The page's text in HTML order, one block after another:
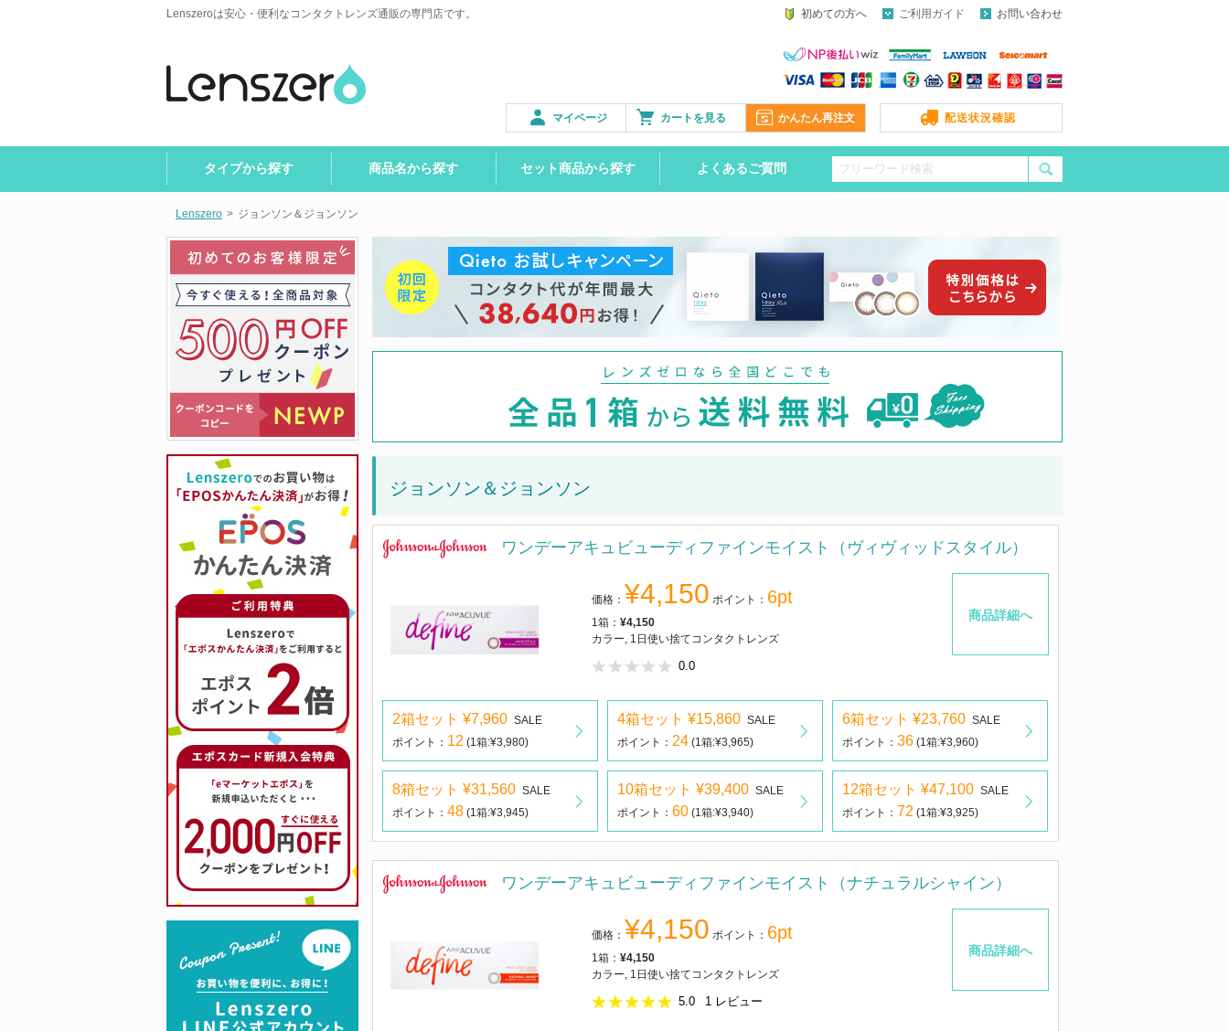
Lenszeroは安心・便利なコンタクトレンズ通販の専門店です。 初めての方へ ご利用ガイド お問い合わせ
かんたん再注文
カートを見る
マイページ 配送状況確認
タイプから探す 商品名から探す セット商品から探す よくあるご質問
Lenszero > ジョンソン＆ジョンソン
ジョンソン＆ジョンソン
ワンデーアキュビューディファインモイスト（ヴィヴィッドスタイル）
価格： ¥4,150 ポイント： 6pt
1箱： ¥4,150
カラー, 1日使い捨てコンタクトレンズ
0.0
商品詳細へ
2箱セット ¥7,960 SALE
ポイント： 12 (1箱:¥3,980)
4箱セット ¥15,860 SALE
ポイント： 24 (1箱:¥3,965)
6箱セット ¥23,760 SALE
ポイント： 36 (1箱:¥3,960)
8箱セット ¥31,560 SALE
ポイント： 48 (1箱:¥3,945)
10箱セット ¥39,400 SALE
ポイント： 60 (1箱:¥3,940)
12箱セット ¥47,100 SALE
ポイント： 72 (1箱:¥3,925)
ワンデーアキュビューディファインモイスト（ナチュラルシャイン）
価格： ¥4,150 ポイント： 6pt
1箱： ¥4,150
カラー, 1日使い捨てコンタクトレンズ
5.0 1 レビュー
商品詳細へ